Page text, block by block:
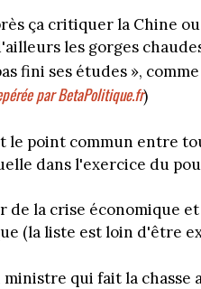
ça critiquer la Chine
les gorges
fini ses études »,
par BetaPolitique.fr)
le point commun entre
dans l'exercice du
de la crise économique
(la liste est loin d'être
qui fait la chasse